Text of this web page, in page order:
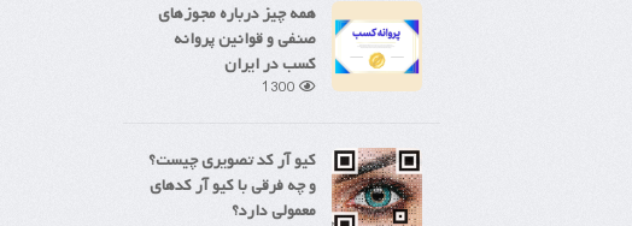
همه چیز درباره مجوزهای
صنفی و قوانین پروانه
کسب در ایران
کیو آر کد تصویری چیست؟
و چه فرقی با کیو آر کدهای
معمولی دارد؟